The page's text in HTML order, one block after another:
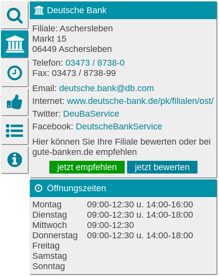
Deutsche Bank
Filiale: Aschersleben
Markt 15
06449 Aschersleben
Telefon: 03473 / 8738-0
Fax: 03473 / 8738-99
Email: deutsche.bank@db.com
Internet: www.deutsche-bank.de/pk/filialen/ost/
Twitter: DeuBaService
Facebook: DeutscheBankService
Hier können Sie Ihre Filiale bewerten oder bei
gute-banken.de empfehlen
jetzt empfehlen
jetzt bewerten
Öffnungszeiten
Montag
09:00-12:30 u. 14:00-16:00
Dienstag
09:00-12:30 u. 14:00-18:00
Mittwoch
09:00-12:30
Donnerstag
09:00-12:30 u. 14:00-18:00
Freitag
Samstag
Sonntag